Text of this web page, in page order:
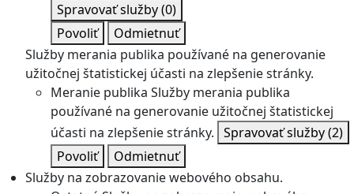
Spravovať služby(0)
Povoliť
Odmietnuť
Služby merania publika používané na generovanie
užitočnej štatistickej účasti na zlepšenie stránky.
Meranie publika Služby merania publika
používané na generovanie užitočnej štatistickej
účasti na zlepšenie stránky. Spravovať služby(2)
Povoliť
Odmietnuť
Služby na zobrazovanie webového obsahu.